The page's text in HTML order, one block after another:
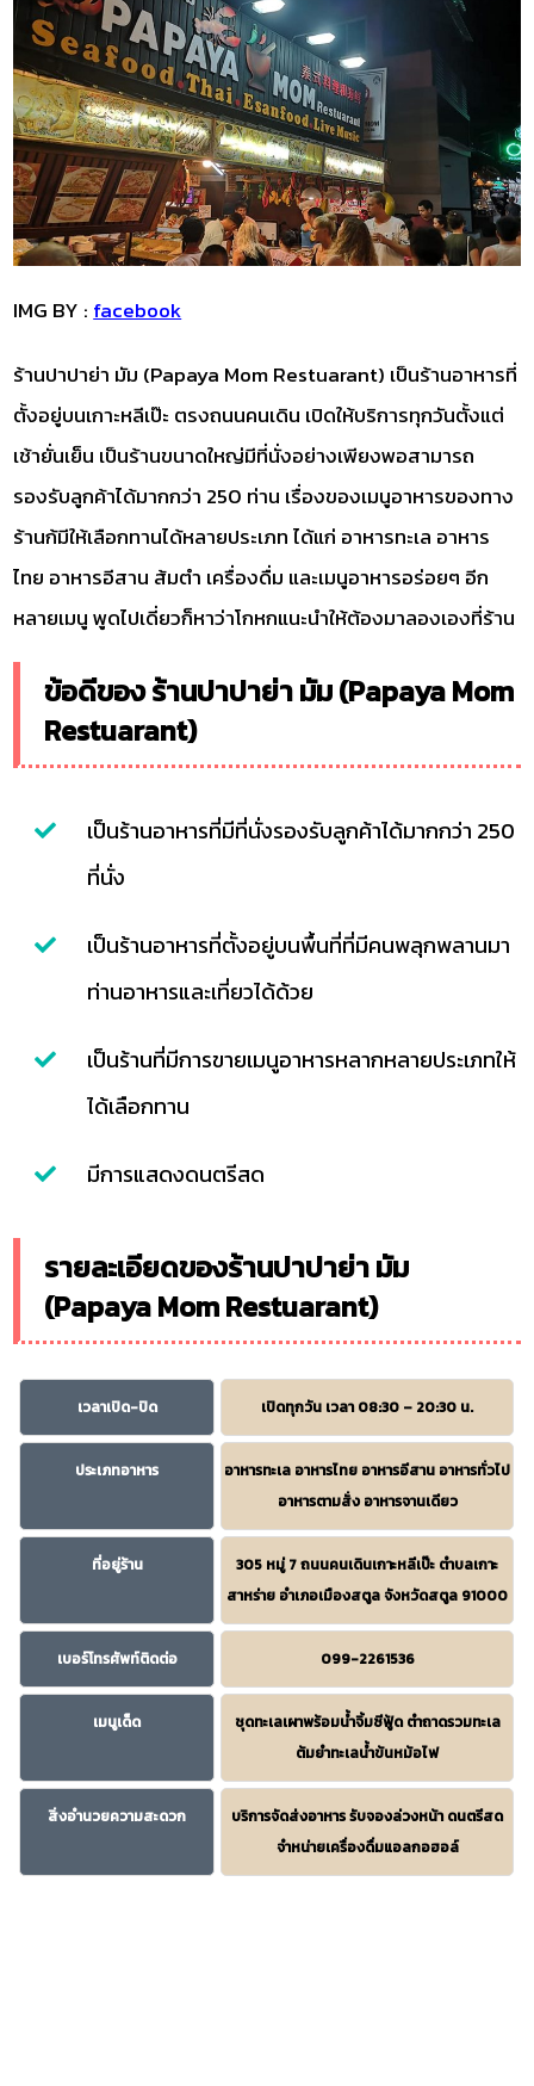
IMG BY : facebook
ร้านปาปาย่า มัม (Papaya Mom Restuarant) เป็นร้านอาหารที่
ตั้งอยู่บนเกาะหลีเป๊ะ ตรงถนนคนเดิน เปิดให้บริการทุกวันตั้งแต่
เช้ายั่นเย็น เป็นร้านขนาดใหญ่มีที่นั่งอย่างเพียงพอสามารถ
รองรับลูกค้าได้มากกว่า 250 ท่าน เรื่องของเมนูอาหารของทาง
ร้านก้มีให้เลือกทานได้หลายประเภท ได้แก่ อาหารทะเล อาหาร
ไทย อาหารอีสาน ส้มตำ เครื่องดื่ม และเมนูอาหารอร่อยๆ อีก
หลายเมนู พูดไปเดี่ยวก็หาว่าโกหกแนะนำให้ต้องมาลองเองที่ร้าน
ข้อดีของ ร้านปาปาย่า มัม (Papaya Mom
Restuarant)
เป็นร้านอาหารที่มีที่นั่งรองรับลูกค้าได้มากกว่า 250
ที่นั่ง
เป็นร้านอาหารที่ตั้งอยู่บนพื้นที่ที่มีคนพลุกพลานมา
ท่านอาหารและเที่ยวได้ด้วย
เป็นร้านที่มีการขายเมนูอาหารหลากหลายประเภทให้
ได้เลือกทาน
มีการแสดงดนตรีสด
รายละเอียดของร้านปาปาย่า มัม
(Papaya Mom Restuarant)
เวลาเปิด-ปิด เปิดทุกวัน เวลา 08:30 – 20:30 น.
ประเภทอาหาร
อาหารทะเล อาหารไทย อาหารอีสาน อาหารทั่วไป
อาหารตามสั่ง อาหารจานเดียว
ที่อยู่ร้าน
305 หมู่ 7 ถนนคนเดินเกาะหลีเป๊ะ ตำบลเกาะ
สาหร่าย อำเภอเมืองสตูล จังหวัดสตูล 91000
เบอร์โทรศัพท์ติดต่อ 099-2261536
เมนูเด็ด
ชุดทะเลเผาพร้อมน้ำจิ้มซีฟู้ด ตำถาดรวมทะเล
ต้มยำทะเลน้ำข้นหม้อไฟ
สิ่งอำนวยความสะดวก
บริการจัดส่งอาหาร รับจองล่วงหน้า ดนตรีสด
จำหน่ายเครื่องดื่มแอลกอฮอล์